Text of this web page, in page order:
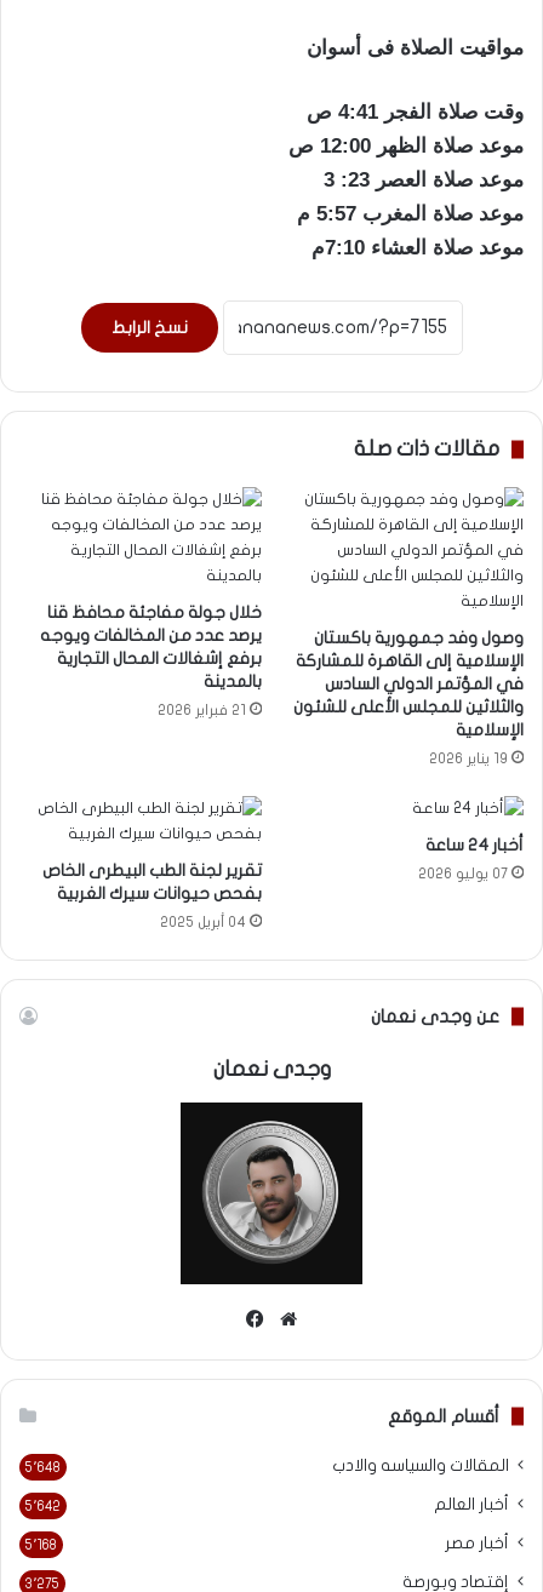
مواقيت الصلاة فى أسوان
وقت صلاة الفجر 4:41 ص
موعد صلاة الظهر 12:00 ص
موعد صلاة العصر 23: 3
موعد صلاة المغرب 5:57 م
موعد صلاة العشاء 7:10م
نسخ الرابط
مقالات ذات صلة
وصول وفد جمهورية باكستان
الإسلامية إلى القاهرة للمشاركة
في المؤتمر الدولي السادس
والثلاثين للمجلس الأعلى للشئون
الإسلامية
19 يناير 2026
خلال جولة مفاجئة محافظ قنا
يرصد عدد من المخالفات ويوجه
برفع إشغالات المحال التجارية
بالمدينة
21 فبراير 2026
أخبار 24 ساعة
07 يوليو 2026
تقرير لجنة الطب البيطرى الخاص
بفحص حيوانات سيرك الغربية
04 أبريل 2025
عن وجدى نعمان
وجدى نعمان
موقع
أقسام الموقع
المقالات والسياسه والادب 5٬648
أخبار العالم 5٬642
أخبار مصر 5٬168
إقتصاد وبورصة 3٬275